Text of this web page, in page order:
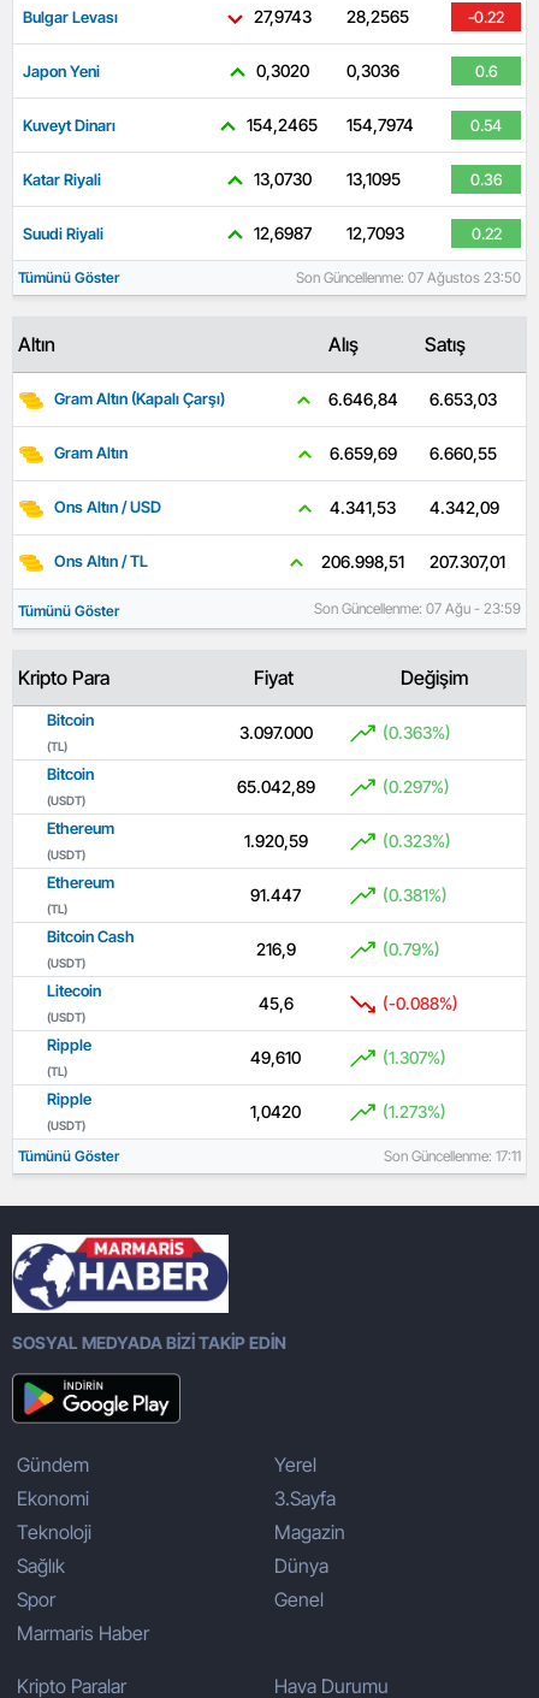
Bulgar Levası 27,9743 28,2565 -0.22
Japon Yeni 0,3020 0,3036 0.6
Kuveyt Dinarı 154,2465 154,7974 0.54
Katar Riyali 13,0730 13,1095 0.36
Suudi Riyali 12,6987 12,7093 0.22
Tümünü Göster Son Güncellenme: 07 Ağustos 23:50
Altın Alış Satış
Gram Altın (Kapalı Çarşı) 6.646,84 6.653,03
Gram Altın 6.659,69 6.660,55
Ons Altın / USD 4.341,53 4.342,09
Ons Altın / TL 206.998,51 207.307,01
Tümünü Göster Son Güncellenme: 07 Ağu - 23:59
Kripto Para Fiyat Değişim
Bitcoin
(TL)
3.097.000 (0.363%)
Bitcoin
(USDT)
65.042,89 (0.297%)
Ethereum
(USDT)
1.920,59 (0.323%)
Ethereum
(TL)
91.447 (0.381%)
Bitcoin Cash
(USDT)
216,9 (0.79%)
Litecoin
(USDT)
45,6 (-0.088%)
Ripple
(TL)
49,610 (1.307%)
Ripple
(USDT)
1,0420 (1.273%)
Tümünü Göster Son Güncellenme: 17:11
SOSYAL MEDYADA BİZİ TAKİP EDİN
Gündem
Ekonomi
Teknoloji
Sağlık
Spor
Marmaris Haber
Yerel
3.Sayfa
Magazin
Dünya
Genel
Kripto Paralar Hava Durumu